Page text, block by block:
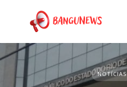
NOTÍCIAS